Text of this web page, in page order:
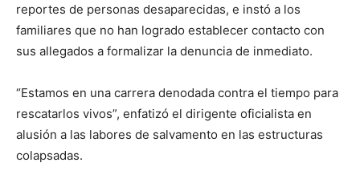
reportes de personas desaparecidas, e instó a los
familiares que no han logrado establecer contacto con
sus allegados a formalizar la denuncia de inmediato.
“Estamos en una carrera denodada contra el tiempo para
rescatarlos vivos”, enfatizó el dirigente oficialista en
alusión a las labores de salvamento en las estructuras
colapsadas.